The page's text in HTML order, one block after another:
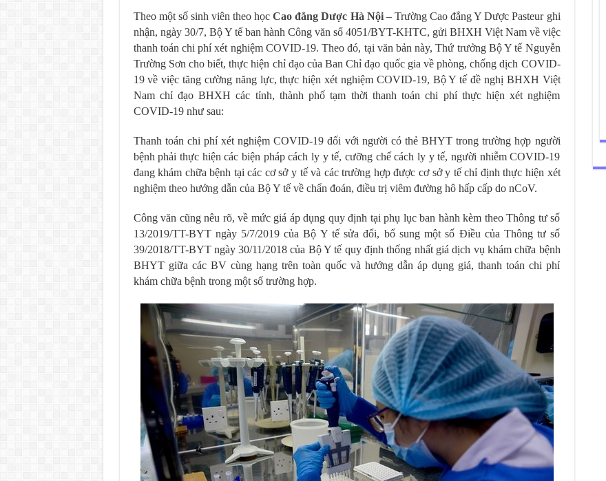
Theo một số sinh viên theo họcCao đẳng Dược Hà Nội– Trường Cao đẳng Y Dược Pasteur ghi
nhận, ngày 30/7, Bộ Y tế ban hành Công văn số 4051/BYT-KHTC, gửi BHXH Việt Nam về việc
thanh toán chi phí xét nghiệm COVID-19. Theo đó, tại văn bản này, Thứ trưởng Bộ Y tế Nguyễn
Trường Sơn cho biết, thực hiện chỉ đạo của Ban Chỉ đạo quốc gia về phòng, chống dịch COVID-
19 về việc tăng cường năng lực, thực hiện xét nghiệm COVID-19, Bộ Y tế đề nghị BHXH Việt
Nam chỉ đạo BHXH các tỉnh, thành phố tạm thời thanh toán chi phí thực hiện xét nghiệm
COVID-19 như sau:
Thanh toán chi phí xét nghiệm COVID-19 đối với người có thẻ BHYT trong trường hợp người
bệnh phải thực hiện các biện pháp cách ly y tế, cưỡng chế cách ly y tế, người nhiễm COVID-19
đang khám chữa bệnh tại các cơ sở y tế và các trường hợp được cơ sở y tế chỉ định thực hiện xét
nghiệm theo hướng dẫn của Bộ Y tế về chẩn đoán, điều trị viêm đường hô hấp cấp do nCoV.
Công văn cũng nêu rõ, về mức giá áp dụng quy định tại phụ lục ban hành kèm theo Thông tư số
13/2019/TT-BYT ngày 5/7/2019 của Bộ Y tế sửa đổi, bổ sung một số Điều của Thông tư số
39/2018/TT-BYT ngày 30/11/2018 của Bộ Y tế quy định thống nhất giá dịch vụ khám chữa bệnh
BHYT giữa các BV cùng hạng trên toàn quốc và hướng dẫn áp dụng giá, thanh toán chi phí
khám chữa bệnh trong một số trường hợp.